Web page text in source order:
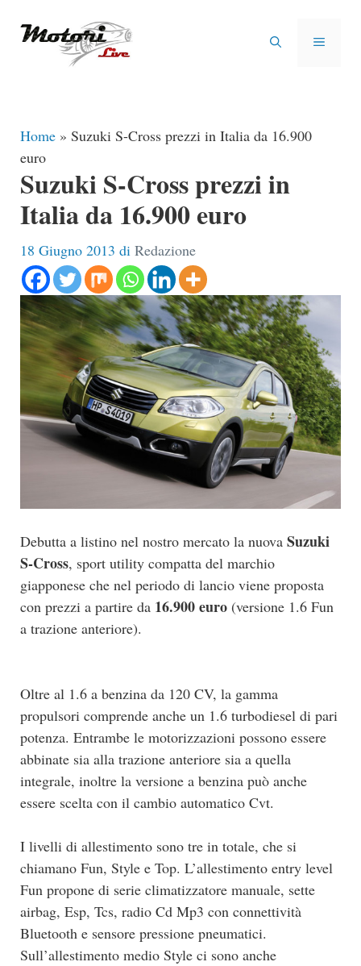
MENU
Home » Suzuki S-Cross prezzi in Italia da 16.900
euro
Suzuki S-Cross prezzi in
Italia da 16.900 euro
18 Giugno 2013 di Redazione
Debutta a listino nel nostro mercato la nuova Suzuki
S-Cross, sport utility compatta del marchio
giapponese che nel periodo di lancio viene proposta
con prezzi a partire da 16.900 euro (versione 1.6 Fun
a trazione anteriore).
Oltre al 1.6 a benzina da 120 CV, la gamma
propulsori comprende anche un 1.6 turbodiesel di pari
potenza. Entrambe le motorizzazioni possono essere
abbinate sia alla trazione anteriore sia a quella
integrale, inoltre la versione a benzina può anche
essere scelta con il cambio automatico Cvt.
I livelli di allestimento sono tre in totale, che si
chiamano Fun, Style e Top. L’allestimento entry level
Fun propone di serie climatizzatore manuale, sette
airbag, Esp, Tcs, radio Cd Mp3 con connettività
Bluetooth e sensore pressione pneumatici.
Sull’allestimento medio Style ci sono anche